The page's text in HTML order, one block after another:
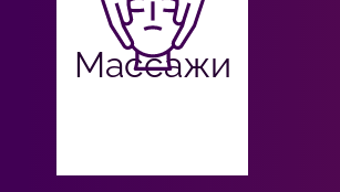
Массажи